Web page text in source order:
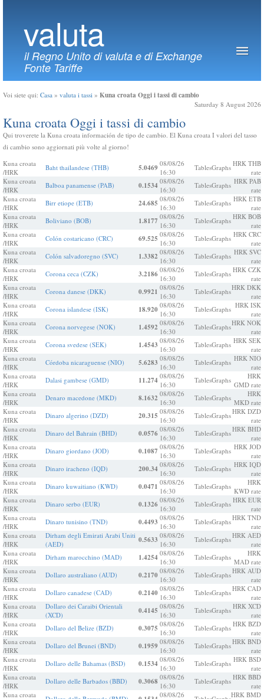
valuta
il Regno Unito di valuta e di Exchange
Fonte Tariffe
Voi siete qui: Casa » valuta i tassi » Kuna croata Oggi i tassi di cambio
Saturday 8 August 2026
Kuna croata Oggi i tassi di cambio
Qui troverete la Kuna croata información de tipo de cambio. El Kuna croata I valori del tasso
di cambio sono aggiornati più volte al giorno!
Kuna croata
/HRK
Baht thailandese (THB) 5.0469 08/08/26
16:30
TablesGraphs HRK THB
rate
Kuna croata
/HRK
Balboa panamense (PAB) 0.1534 08/08/26
16:30
TablesGraphs HRK PAB
rate
Kuna croata
/HRK
Birr etiope (ETB) 24.685 08/08/26
16:30
TablesGraphs HRK ETB
rate
Kuna croata
/HRK
Boliviano (BOB) 1.8177 08/08/26
16:30
TablesGraphs HRK BOB
rate
Kuna croata
/HRK
Colón costaricano (CRC) 69.525 08/08/26
16:30
TablesGraphs HRK CRC
rate
Kuna croata
/HRK
Colón salvadoregno (SVC) 1.3382 08/08/26
16:30
TablesGraphs HRK SVC
rate
Kuna croata
/HRK
Corona ceca (CZK) 3.2186 08/08/26
16:30
TablesGraphs HRK CZK
rate
Kuna croata
/HRK
Corona danese (DKK) 0.9921 08/08/26
16:30
TablesGraphsHRK DKK
rate
Kuna croata
/HRK
Corona islandese (ISK) 18.920 08/08/26
16:30
TablesGraphs HRK ISK
rate
Kuna croata
/HRK
Corona norvegese (NOK) 1.4592 08/08/26
16:30
TablesGraphsHRK NOK
rate
Kuna croata
/HRK
Corona svedese (SEK) 1.4543 08/08/26
16:30
TablesGraphs HRK SEK
rate
Kuna croata
/HRK
Córdoba nicaraguense (NIO) 5.6283 08/08/26
16:30
TablesGraphs HRK NIO
rate
Kuna croata
/HRK
Dalasi gambese (GMD) 11.274 08/08/26
16:30
TablesGraphs
HRK
GMD rate
Kuna croata
/HRK
Denaro macedone (MKD) 8.1632 08/08/26
16:30
TablesGraphs
HRK
MKD rate
Kuna croata
/HRK
Dinaro algerino (DZD) 20.315 08/08/26
16:30
TablesGraphsHRK DZD
rate
Kuna croata
/HRK
Dinaro del Bahrain (BHD) 0.0576 08/08/26
16:30
TablesGraphsHRK BHD
rate
Kuna croata
/HRK
Dinaro giordano (JOD) 0.1087 08/08/26
16:30
TablesGraphs HRK JOD
rate
Kuna croata
/HRK
Dinaro iracheno (IQD) 200.34 08/08/26
16:30
TablesGraphs HRK IQD
rate
Kuna croata
/HRK
Dinaro kuwaitiano (KWD) 0.0471 08/08/26
16:30
TablesGraphs
HRK
KWD rate
Kuna croata
/HRK
Dinaro serbo (EUR) 0.1326 08/08/26
16:30
TablesGraphs HRK EUR
rate
Kuna croata
/HRK
Dinaro tunisino (TND) 0.4493 08/08/26
16:30
TablesGraphsHRK TND
rate
Kuna croata
/HRK
Dirham degli Emirati Arabi Uniti
(AED)
0.5633 08/08/26
16:30
TablesGraphsHRK AED
rate
Kuna croata
/HRK
Dirham marocchino (MAD) 1.4254 08/08/26
16:30
TablesGraphs
HRK
MAD rate
Kuna croata
/HRK
Dollaro australiano (AUD) 0.2170 08/08/26
16:30
TablesGraphsHRK AUD
rate
Kuna croata
/HRK
Dollaro canadese (CAD) 0.2140 08/08/26
16:30
TablesGraphsHRK CAD
rate
Kuna croata
/HRK
Dollaro dei Caraibi Orientali
(XCD)
0.4145 08/08/26
16:30
TablesGraphs HRK XCD
rate
Kuna croata
/HRK
Dollaro del Belize (BZD) 0.3075 08/08/26
16:30
TablesGraphs HRK BZD
rate
Kuna croata
/HRK
Dollaro del Brunei (BND) 0.1959 08/08/26
16:30
TablesGraphsHRK BND
rate
Kuna croata
/HRK
Dollaro delle Bahamas (BSD) 0.1534 08/08/26
16:30
TablesGraphs HRK BSD
rate
Kuna croata
/HRK
Dollaro delle Barbados (BBD) 0.3068 08/08/26
16:30
TablesGraphs HRK BBD
rate
Kuna croata
08/08/26
HRK BMD